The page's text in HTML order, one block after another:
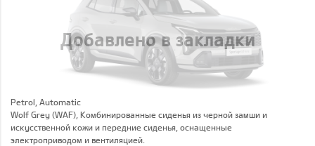
Добавлено в закладки
Petrol, Automatic
Wolf Grey (WAF), Комбинированные сиденья из черной замши и
искусственной кожи и передние сиденья, оснащенные
электроприводом и вентиляцией.